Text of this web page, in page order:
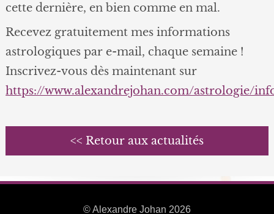
cette dernière, en bien comme en mal.
Recevez gratuitement mes informations
astrologiques par e-mail, chaque semaine !
Inscrivez-vous dès maintenant sur
https://www.alexandrejohan.com/astrologie/
<< Retour aux actualités
© Alexandre Johan 2026